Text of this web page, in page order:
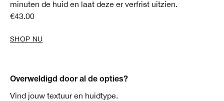
minuten de huid en laat deze er verfrist uitzien.
€43.00
SHOP NU
Overweldigd door al de opties?
Vind jouw textuur en huidtype.